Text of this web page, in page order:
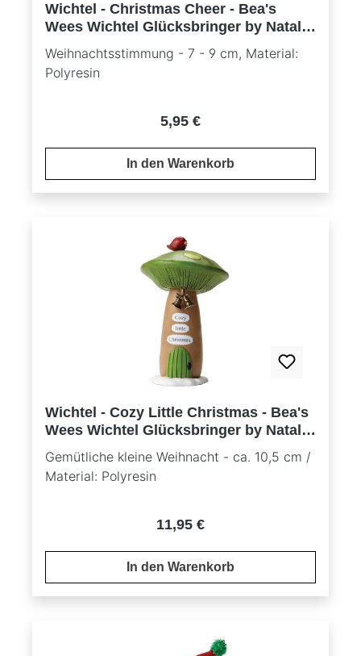
Wichtel - Christmas Cheer - Bea's
Wees Wichtel Glücksbringer by Natalie
Kibbe
Weihnachtsstimmung - 7 - 9 cm, Material:
Polyresin
Regulärer Preis:
5,95 €
In den Warenkorb
Wichtel - Cozy Little Christmas - Bea's
Wees Wichtel Glücksbringer by Natalie
Kibbe
Gemütliche kleine Weihnacht - ca. 10,5 cm /
Material: Polyresin
Regulärer Preis:
11,95 €
In den Warenkorb